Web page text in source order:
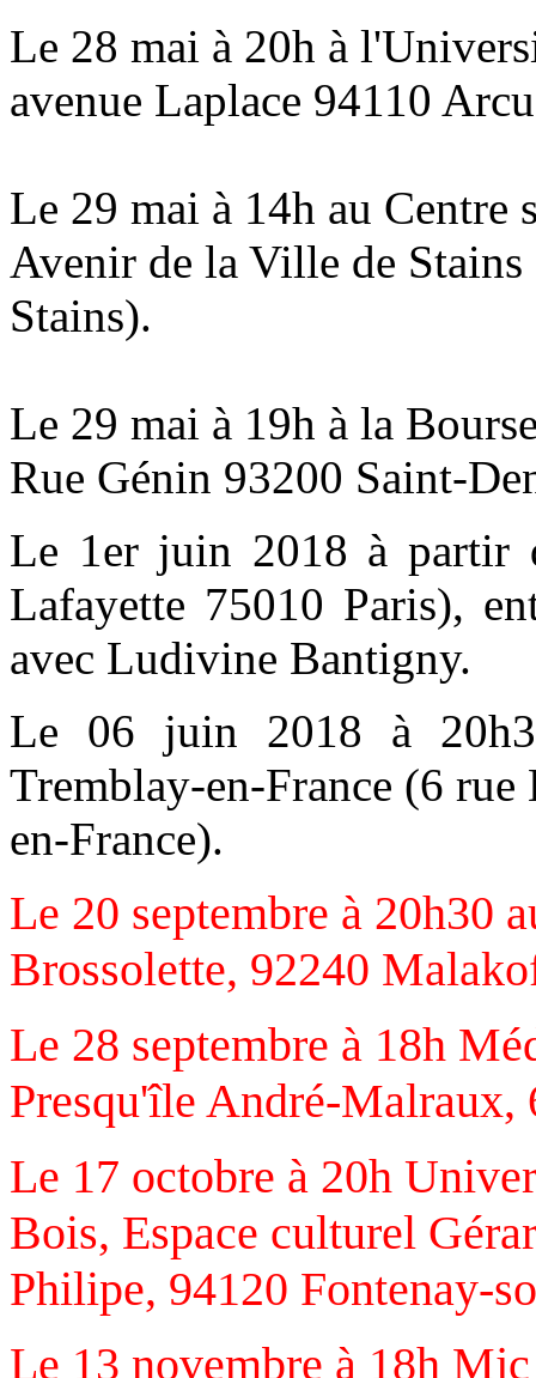
Le 28 mai à 20h à
avenue Laplace 94110
Le 29 mai à 14h au
Avenir de la Ville de
Stains).
Le 29 mai à 19h à la
Rue Génin 93200 Saint-
Le 1er juin 2018 à partir
Lafayette 75010 Paris),
avec Ludivine Bantigny.
Le 06 juin 2018 à
Tremblay-en-France (6
en-France).
Le 20 septembre à 20h30
Brossolette, 92240
Le 28 septembre à 18h
Presqu'île André-Malraux,
Le 17 octobre à 20h
Bois, Espace culturel
Philipe, 94120 Fontenay-
Le 13 novembre à 18h